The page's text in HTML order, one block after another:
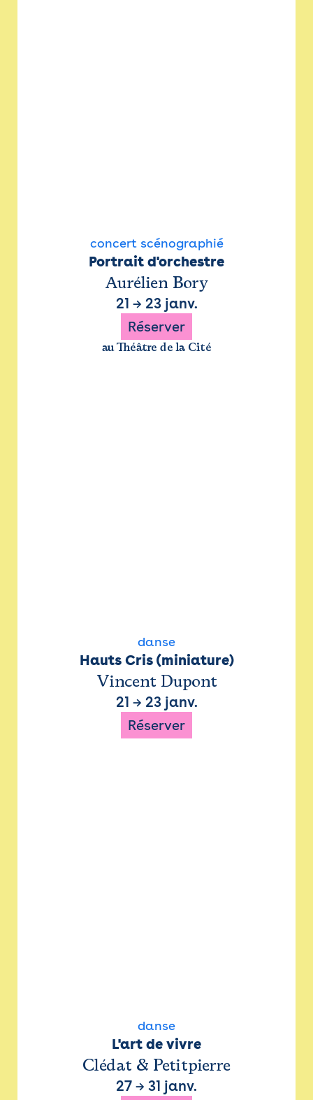
concert scénographié
Portrait d'orchestre
Aurélien Bory
21 → 23 janv.
Réserver
au Théâtre de la Cité
danse
Hauts Cris (miniature)
Vincent Dupont
21 → 23 janv.
Réserver
danse
L'art de vivre
Clédat & Petitpierre
27 → 31 janv.